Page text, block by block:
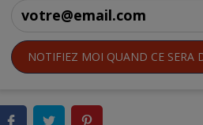
NOTIFIEZ MOI QUAND CE SERA